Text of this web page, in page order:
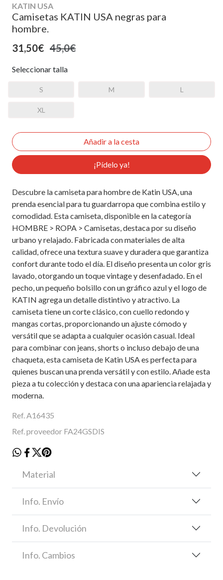
KATIN USA
Camisetas KATIN USA negras para
hombre.
31,50€ 45,0€
Seleccionar talla
S M L
XL
¡Pídelo ya!
Descubre la camiseta para hombre de Katin USA, una
prenda esencial para tu guardarropa que combina estilo y
comodidad. Esta camiseta, disponible en la categoría
HOMBRE > ROPA > Camisetas, destaca por su diseño
urbano y relajado. Fabricada con materiales de alta
calidad, ofrece una textura suave y duradera que garantiza
confort durante todo el día. El diseño presenta un color gris
lavado, otorgando un toque vintage y desenfadado. En el
pecho, un pequeño bolsillo con un gráfico azul y el logo de
KATIN agrega un detalle distintivo y atractivo. La
camiseta tiene un corte clásico, con cuello redondo y
mangas cortas, proporcionando un ajuste cómodo y
versátil que se adapta a cualquier ocasión casual. Ideal
para combinar con jeans, shorts o incluso debajo de una
chaqueta, esta camiseta de Katin USA es perfecta para
quienes buscan una prenda versátil y con estilo. Añade esta
pieza a tu colección y destaca con una apariencia relajada y
moderna.
Ref. A16435
Ref. proveedor FA24GSDIS
Material
Info. Envío
Info. Devolución
Info. Cambios